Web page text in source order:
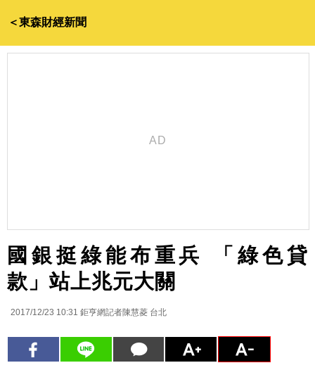
＜東森財經新聞
國銀挺綠能布重兵 「綠色貸
款」站上兆元大關
2017/12/23 10:31 鉅亨網記者陳慧菱 台北